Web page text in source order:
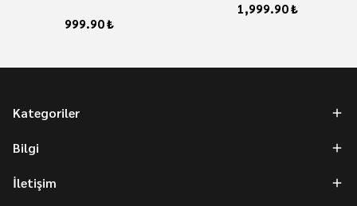
999.90 ₺
1,999.90 ₺
Kategoriler
Bilgi
İletişim